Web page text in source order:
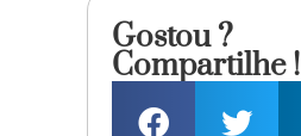
Gostou ?
Compartilhe !